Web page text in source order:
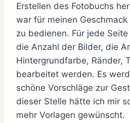
Erstellen des Fotobuchs
war für meinen
zu bedienen. Für jede
die Anzahl der Bilder, die
Hintergrundfarbe, Ränder,
bearbeitet werden. Es
schöne Vorschläge zur
dieser Stelle hätte ich mir
mehr Vorlagen gewünscht.